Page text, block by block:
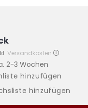
Versandkosten
2-3 Wochen
hinzufügen
hinzufügen